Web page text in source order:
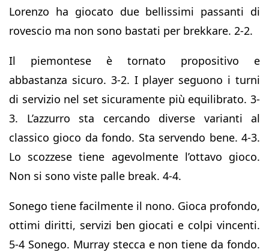
Lorenzo ha giocato due bellissimi passanti di
rovescio ma non sono bastati per brekkare. 2-2.
Il piemontese è tornato propositivo e
abbastanza sicuro. 3-2. I player seguono i turni
di servizio nel set sicuramente più equilibrato. 3-
3. L’azzurro sta cercando diverse varianti al
classico gioco da fondo. Sta servendo bene. 4-3.
Lo scozzese tiene agevolmente l’ottavo gioco.
Non si sono viste palle break. 4-4.
Sonego tiene facilmente il nono. Gioca profondo,
ottimi diritti, servizi ben giocati e colpi vincenti.
5-4 Sonego. Murray stecca e non tiene da fondo.